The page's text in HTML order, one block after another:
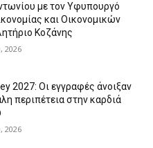
με τον Υφυπουργό
και Οικονομικών
Κοζάνης
2026
2027: Οι εγγραφές άνοιξαν
περιπέτεια στην καρδιά
2026